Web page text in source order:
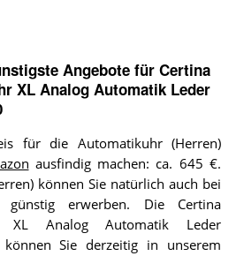
Angebote für Certina
XL Analog Automatik Leder
für die Automatikuhr (Herren)
ausfindig machen: ca. 645 €.
können Sie natürlich auch bei
günstig erwerben. Die Certina
XL Analog Automatik Leder
können Sie derzeitig in unserem